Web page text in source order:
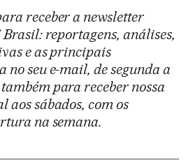
receber a newsletter
reportagens, análises,
e as principais
no seu e-mail, de segunda a
para receber nossa
aos sábados, com os
na semana.